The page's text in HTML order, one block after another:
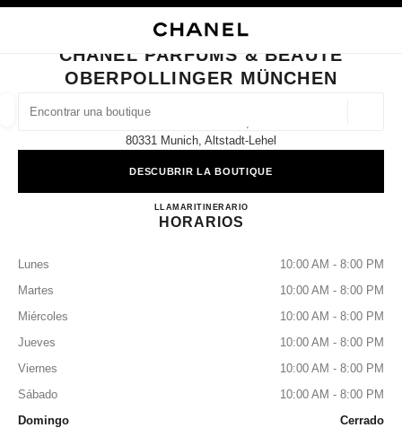
BUSCAR UNA BOUTIQUE
las sugerencias se muestran debajo de esta barra de búsqueda
0 Sugerencias disponibles
CERRAR TARJETA DE BOUTIQUE CHANEL PARFUMS & BEAUTÉ
CHANEL PARFUMS & BEAUTÉ
OBERPOLLINGER MÜNCHEN
80331 Munich, Altstadt-Lehel
DESCUBRIR LA BOUTIQUE
LLAMAR8923886443ITINERARIOCHANEL PARFUMS &
HORARIOS
Lunes
10:00 AM - 8:00 PM
Martes
10:00 AM - 8:00 PM
Miércoles
10:00 AM - 8:00 PM
Jueves
10:00 AM - 8:00 PM
Viernes
10:00 AM - 8:00 PM
Sábado
10:00 AM - 8:00 PM
Domingo
Cerrado
filtros
resultado de los filtros por: